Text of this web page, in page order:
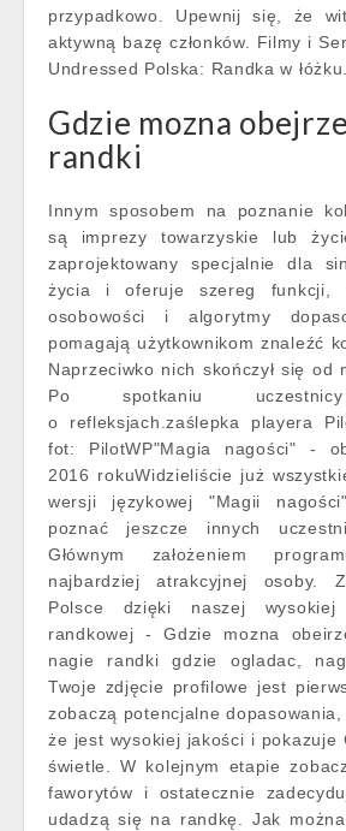
przypadkowo. Upewnij się, że
aktywną bazę członków. Filmy i
Undressed Polska: Randka w łóżku.
Gdzie mozna
randki
Innym sposobem na poznanie
są imprezy towarzyskie lub
zaprojektowany specjalnie dla
życia i oferuje szereg funkcji,
osobowości i algorytmy
pomagają użytkownikom znaleźć
Naprzeciwko nich skończył się od
Po spotkaniu
o refleksjach.zaślepka playera
fot: PilotWP"Magia nagości" -
2016 rokuWidzieliście już
wersji językowej "Magii
poznać jeszcze innych
Głównym założeniem
najbardziej atrakcyjnej osoby.
Polsce dzięki naszej
randkowej - Gdzie mozna
nagie randki gdzie ogladac,
Twoje zdjęcie profilowe jest
zobaczą potencjalne dopasowania,
że jest wysokiej jakości i pokazuje
świetle. W kolejnym etapie
faworytów i ostatecznie
udadzą się na randkę. Jak